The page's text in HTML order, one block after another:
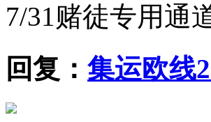
7/31 赌徒专用通
回复： 集运欧线